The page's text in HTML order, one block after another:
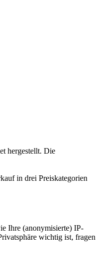
hergestellt. Die
in drei Preiskategorien
Ihre (anonymisierte) IP-
wichtig ist, fragen